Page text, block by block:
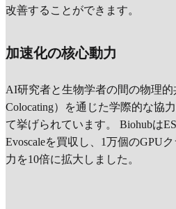
改善することができます。
加速化の核心動力
AI研究者と生物学者の間の物理的
Colocating）を通じた学際的な協
て挙げられています。 Biohubは
Evoscaleを買収し、1万個のGPU
力を10倍に拡大しました。